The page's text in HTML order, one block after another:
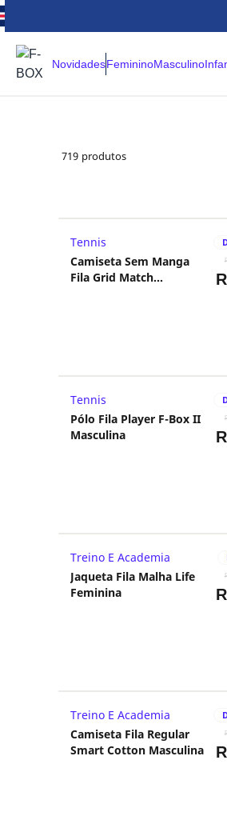
NovidadesFemininoMasculino
719 produtos
Tennis
Camiseta Sem Manga
Fila Grid Match
Tennis
Pólo Fila Player F-Box II
Masculina
Treino E Academia
Jaqueta Fila Malha Life
Feminina
Treino E Academia
Camiseta Fila Regular
Smart Cotton Masculina